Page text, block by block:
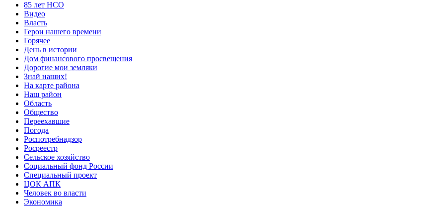
85 лет НСО
Видео
Власть
Герои нашего времени
Горячее
День в истории
Дом финансового просвещения
Дорогие мои земляки
Знай наших!
На карте района
Наш район
Область
Общество
Переехавшие
Погода
Роспотребнадзор
Росреестр
Сельское хозяйство
Социальный фонд России
Специальный проект
ЦОК АПК
Человек во власти
Экономика